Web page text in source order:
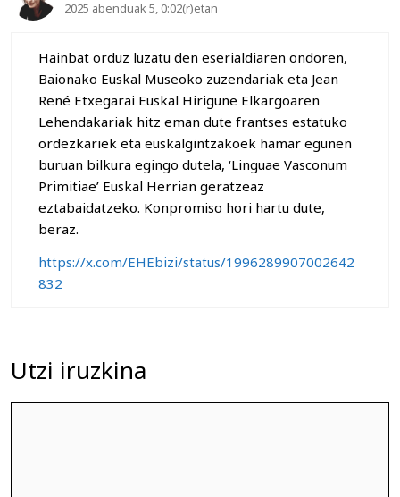
2025 abenduak 5, 0:02(r)etan
Hainbat orduz luzatu den eserialdiaren ondoren,
Baionako Euskal Museoko zuzendariak eta Jean
René Etxegarai Euskal Hirigune Elkargoaren
Lehendakariak hitz eman dute frantses estatuko
ordezkariek eta euskalgintzakoek hamar egunen
buruan bilkura egingo dutela, ‘Linguae Vasconum
Primitiae’ Euskal Herrian geratzeaz
eztabaidatzeko. Konpromiso hori hartu dute,
beraz.
https://x.com/EHEbizi/status/1996289907002642
832
Utzi iruzkina